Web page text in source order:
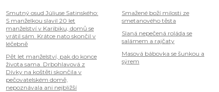
Smutný osud Júliuse Satinského:
S manželkou slavil 20 let
manželství v Karibiku, domů se
vrátil sám. Krátce nato skončil v
léčebně
Pět let manželství, pak do konce
života sama. Drbohlavová z
Dívky na koštěti skončila v
pečovatelském domě,
nepoznávala ani nejbližší
Smažené boží milosti ze
smetanového těsta
Slaná nepečená roláda se
salámem a rajčaty
Masová bábovka se šunkou a
sýrem